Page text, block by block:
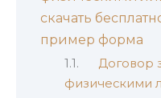
скачать
пример форма
Договор
физическими